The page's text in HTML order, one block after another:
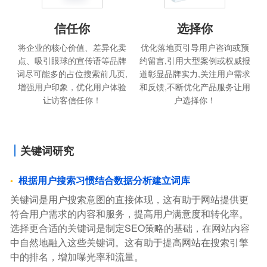
信任你
将企业的核心价值、差异化卖
点、吸引眼球的宣传语等品牌
词尽可能多的占位搜索前几页,
增强用户印象，优化用户体验
让访客信任你！
选择你
优化落地页引导用户咨询或预
约留言,引用大型案例或权威报
道彰显品牌实力,关注用户需求
和反馈,不断优化产品服务让用
户选择你！
关键词研究
根据用户搜索习惯结合数据分析建立词库
关键词是用户搜索意图的直接体现，这有助于网站提供更
符合用户需求的内容和服务，提高用户满意度和转化率。
选择更合适的关键词是制定SEO策略的基础，在网站内容
中自然地融入这些关键词。这有助于提高网站在搜索引擎
中的排名，增加曝光率和流量。